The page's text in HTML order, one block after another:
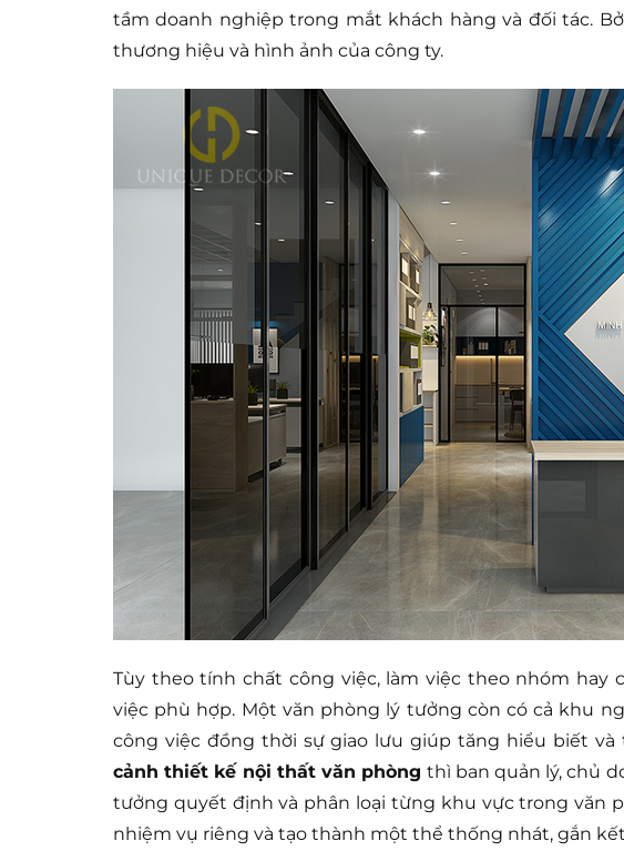
tầm doanh nghiệp trong mắt khách hàng và đối tác.
thương hiệu và hình ảnh của công ty.
Tùy theo tính chất công việc, làm việc theo nhóm hay
việc phù hợp. Một văn phòng lý tưởng còn có cả khu
công việc đồng thời sự giao lưu giúp tăng hiểu biết
cảnh thiết kế nội thất văn phòng thì ban quản lý, chủ
tưởng quyết định và phân loại từng khu vực trong văn
nhiệm vụ riêng và tạo thành một thể thống nhát, gắn